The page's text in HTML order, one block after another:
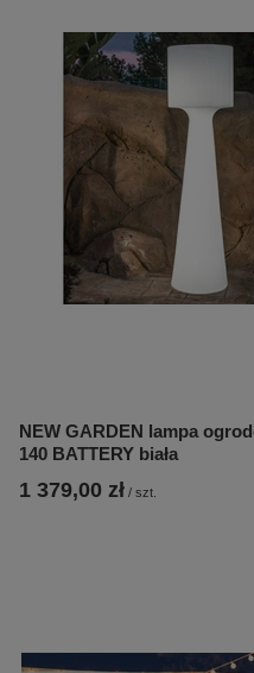
NEW GARDEN lampa
140 BATTERY biała
1 379,00 zł / szt.